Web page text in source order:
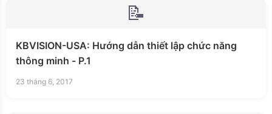
📝
KBVISION-USA: Hướng dẫn thiết lập chức năng
thông minh - P.1
23 tháng 6, 2017